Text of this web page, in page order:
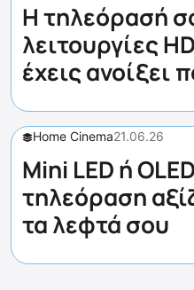
Η τηλεόρασή
λειτουργίες
έχεις ανοίξει
Home Cinema21.06.26
Mini LED ή
τηλεόραση
τα λεφτά σου